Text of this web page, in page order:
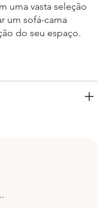
uma vasta seleção
um sofá-cama
do seu espaço.